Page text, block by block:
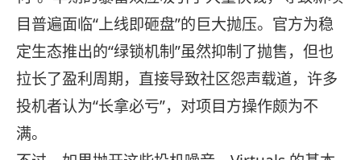
目普遍面临“上线即砸盘”的巨大抛压。官方为稳
定生态推出的“绿锁机制”虽然抑制了抛售，但也
拉长了盈利周期，直接导致社区怨声载道，许多
投机者认为“长拿必亏”，对项目方操作颇为不
满。